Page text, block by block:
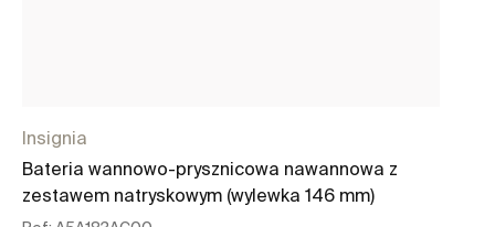
Insignia
Bateria wannowo-prysznicowa nawannowa z
zestawem natryskowym (wylewka 146 mm)